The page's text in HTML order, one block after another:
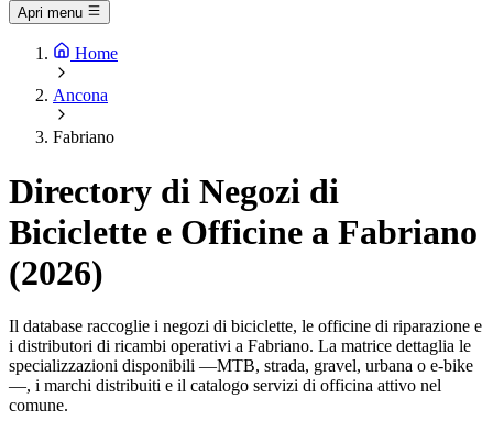
Apri menu
Home
Ancona
Fabriano
Directory di Negozi di
Biciclette e Officine a Fabriano
(2026)
Il database raccoglie i negozi di biciclette, le officine di riparazione e
i distributori di ricambi operativi a Fabriano. La matrice dettaglia le
specializzazioni disponibili —MTB, strada, gravel, urbana o e-bike
—, i marchi distribuiti e il catalogo servizi di officina attivo nel
comune.